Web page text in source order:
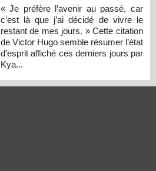
« Je préfère l’avenir au passé, car
c’est là que j’ai décidé de vivre le
restant de mes jours. » Cette citation
de Victor Hugo semble résumer l’état
d’esprit affiché ces derniers jours par
Kya...